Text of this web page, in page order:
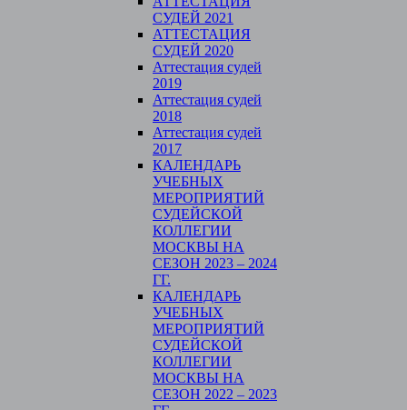
СУДЕЙ 2021
АТТЕСТАЦИЯ
СУДЕЙ 2020
Аттестация судей
2019
Аттестация судей
2018
Аттестация судей
2017
КАЛЕНДАРЬ
УЧЕБНЫХ
МЕРОПРИЯТИЙ
СУДЕЙСКОЙ
КОЛЛЕГИИ
МОСКВЫ НА
СЕЗОН 2023 – 2024
ГГ.
КАЛЕНДАРЬ
УЧЕБНЫХ
МЕРОПРИЯТИЙ
СУДЕЙСКОЙ
КОЛЛЕГИИ
МОСКВЫ НА
СЕЗОН 2022 – 2023